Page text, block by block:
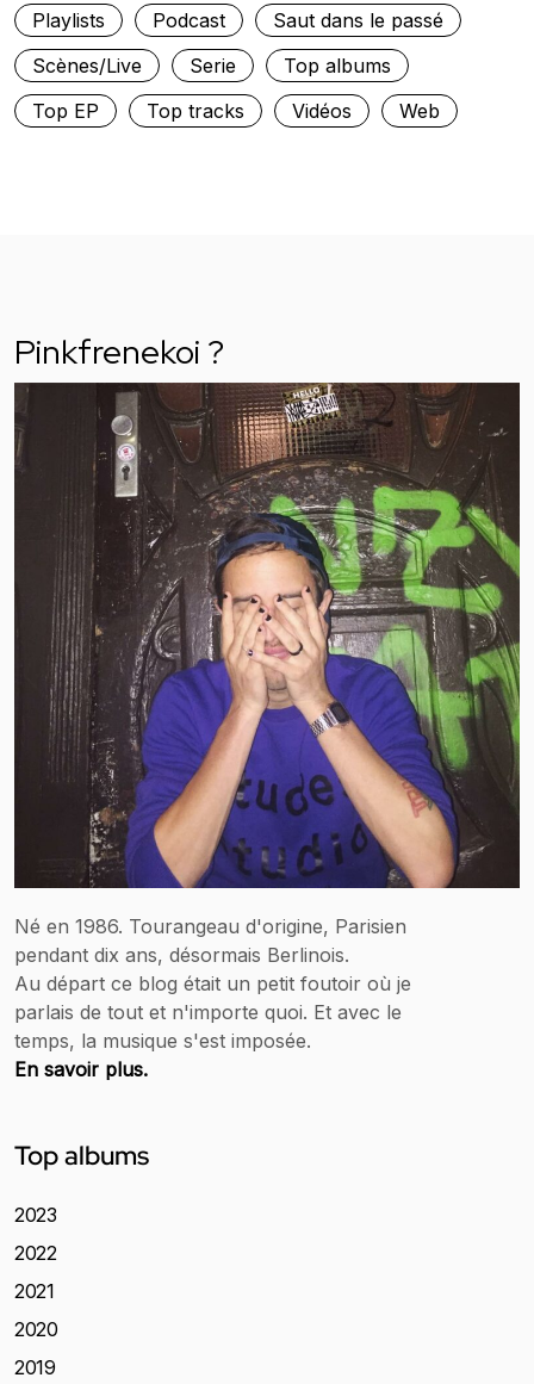
Playlists
Podcast
Saut dans le passé
Scènes/Live
Serie
Top albums
Top EP
Top tracks Vidéos Web
Pinkfrenekoi ?
Né en 1986. Tourangeau d'origine, Parisien
pendant dix ans, désormais Berlinois.
Au départ ce blog était un petit foutoir où je
parlais de tout et n'importe quoi. Et avec le
temps, la musique s'est imposée.
En savoir plus.
Top albums
2023
2022
2021
2020
2019